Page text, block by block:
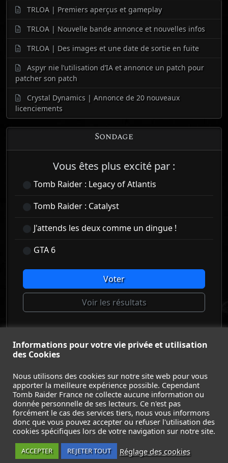
TRLOA | Premiers aperçus et gameplay
TRLOA | Nouvelle bande annonce et nouvelles infos
TRLOA | Des images et une date de sortie en fuite
Aspyr nie l’utilisation d’IA et annonce un patch pour
patcher son patch
Crystal Dynamics | Annonce de 20 nouveaux
licenciements
Sondage
Vous êtes plus excité par :
Tomb Raider : Legacy of Atlantis
Tomb Raider : Catalyst
J'attends les deux comme un dingue !
GTA 6
Voter
Voir les résultats
Informations pour votre vie privée et utilisation
des Cookies
Nous utilisons des cookies sur notre site web pour vous
apporter la meilleure expérience possible. Cependant
Tomb Raider France ne collecte aucune information ou
donnée personnelle de ses lecteurs. Ce n'est pas
forcément le cas des services tiers, nous vous informons
donc que vous pouvez accepter ou refuser l'utilisation des
cookies spécifiques lors de votre navigation sur notre site.
ACCEPTER REJETER TOUT Réglage des cookies
© Tomb Raider France 2008 - 2026
Lara Croft et Tomb Raider sont des marques déposées
Square Enix Ltd.
ACCUEIL- TOMB RAIDER- LEGACY OF ATLANTIS
CATALYST - LARA CROFT- FILMS - CONTACT-
MENTIONS LÉGALES / CGU-
Suivez nous sur les réseaux :